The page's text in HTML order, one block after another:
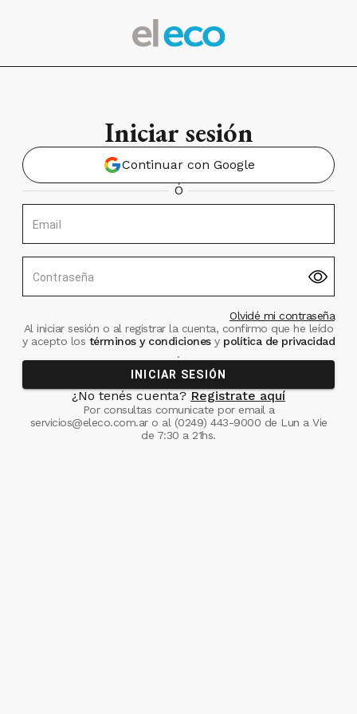
Iniciar sesión
Continuar con Google
Ó
Email
Contraseña
Olvidé mi contraseña
Al iniciar sesión o al registrar la cuenta, confirmo que he leído
y acepto los términos y condiciones ypolítica de privacidad
.
INICIAR SESIÓN
¿No tenés cuenta? Registrate aquí
Por consultas comunicate por email a
servicios@eleco.com.aro al (0249) 443-9000 de Lun a Vie
de 7:30 a 21hs.